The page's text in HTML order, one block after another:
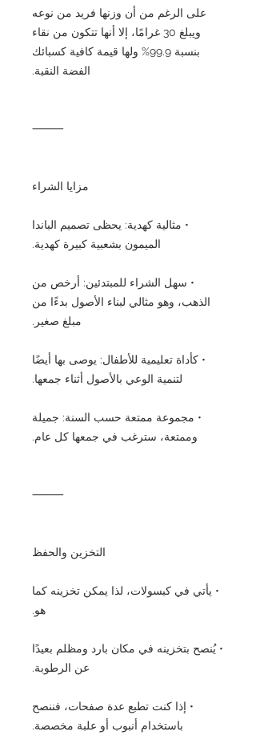
على الرغم من أن وزنها فريد من نوعه
ويبلغ 30 غرامًا، إلا أنها تتكون من نقاء
بنسبة 99.9% ولها قيمة كافية كسبائك
الفضة النقية.
⸻
مزايا الشراء
• مثالية كهدية: يحظى تصميم الباندا
الميمون بشعبية كبيرة كهدية.
• سهل الشراء للمبتدئين: أرخص من
الذهب، وهو مثالي لبناء الأصول بدءًا من
مبلغ صغير.
• كأداة تعليمية للأطفال: يوصى بها أيضًا
لتنمية الوعي بالأصول أثناء جمعها.
• مجموعة ممتعة حسب السنة: جميلة
وممتعة، سترغب في جمعها كل عام.
⸻
التخزين والحفظ
• يأتي في كبسولات، لذا يمكن تخزينه كما
هو.
• يُنصح بتخزينه في مكان بارد ومظلم بعيدًا
عن الرطوبة.
• إذا كنت تطبع عدة صفحات، فننصح
باستخدام أنبوب أو علبة مخصصة.